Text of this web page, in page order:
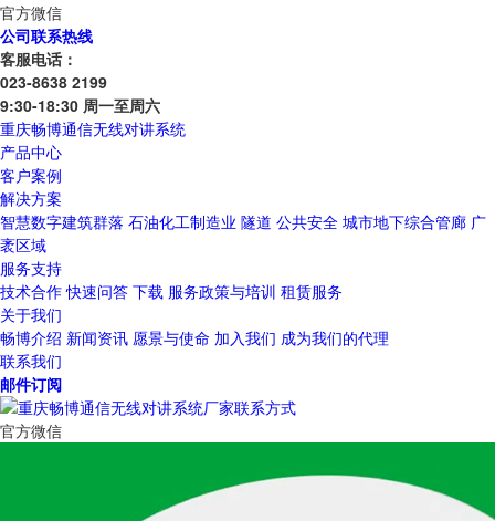
官方微信
公司联系热线
客服电话：
023-8638 2199
9:30-18:30 周一至周六
重庆畅博通信无线对讲系统
产品中心
客户案例
解决方案
智慧数字建筑群落 石油化工制造业 隧道 公共安全 城市地下综合管廊 广
袤区域
服务支持
技术合作 快速问答 下载 服务政策与培训 租赁服务
关于我们
畅博介绍 新闻资讯 愿景与使命 加入我们 成为我们的代理
联系我们
邮件订阅
官方微信